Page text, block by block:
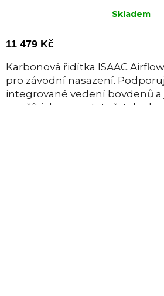
Skladem
11 479 Kč
Karbonová řidítka ISAAC
pro závodní nasazení.
integrované vedení bovdenů a
použít jak samostatně, tak v